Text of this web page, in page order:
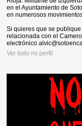
en el Ayuntamiento de
en numerosos
Si quieres que se
relacionada con el
electrónico
Ver todo mi perfil